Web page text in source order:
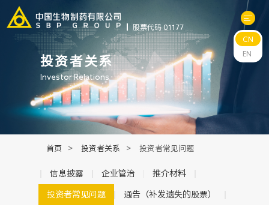
股票代码 01177
关于中生
科研与管线
可持续发展
CN
EN
投资者关系
Investor Relations
首页 > 投资者关系 > 投资者常见问题
信息披露 企业管治 推介材料
投资者常见问题 通告（补发遗失的股票）